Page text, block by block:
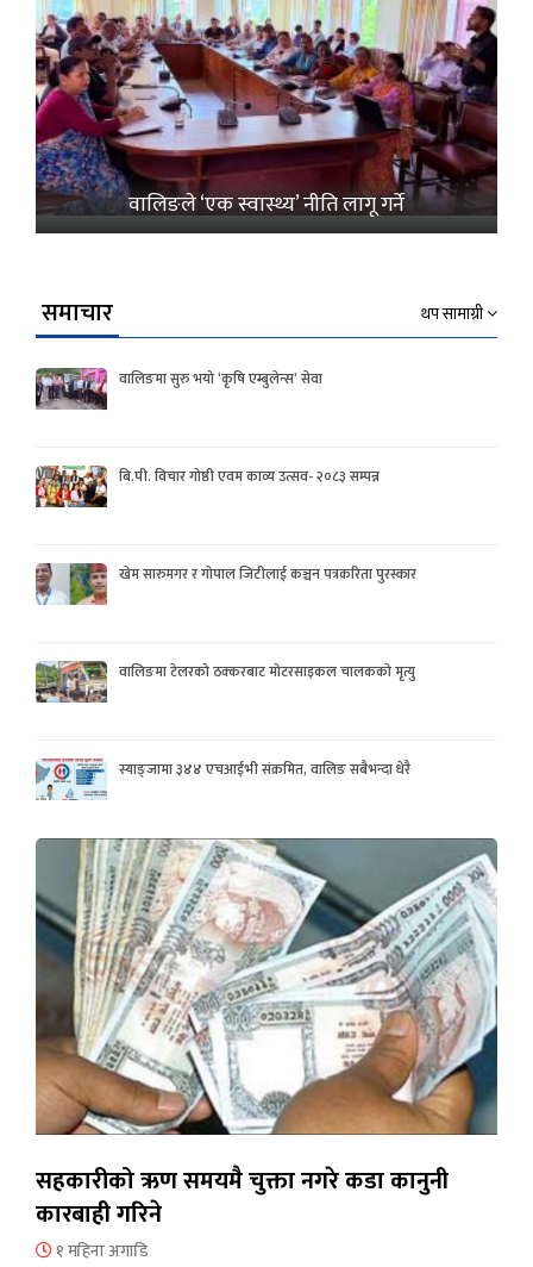
वालिङले ‘एक स्वास्थ्य’ नीति लागू गर्ने
समाचार थप सामाग्री
वालिङमा सुरु भयो ‘कृषि एम्बुलेन्स’ सेवा
बि.पी. विचार गोष्ठी एवम काव्य उत्सव- २०८३ सम्पन्न
खेम सारुमगर र गोपाल जिटीलाई कञ्चन पत्रकरिता पुरस्कार
वालिङमा टेलरको ठक्करबाट मोटरसाइकल चालकको मृत्यु
स्याङ्जामा ३४४ एचआईभी संक्रमित, वालिङ सबैभन्दा धेरै
सहकारीको ऋण समयमै चुक्ता नगरे कडा कानुनी
कारबाही गरिने
१ महिना अगाडि